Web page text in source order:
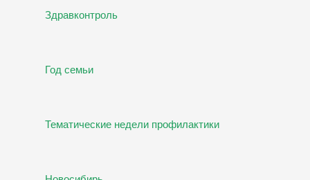
Здравконтроль
Год семьи
Тематические недели профилактики